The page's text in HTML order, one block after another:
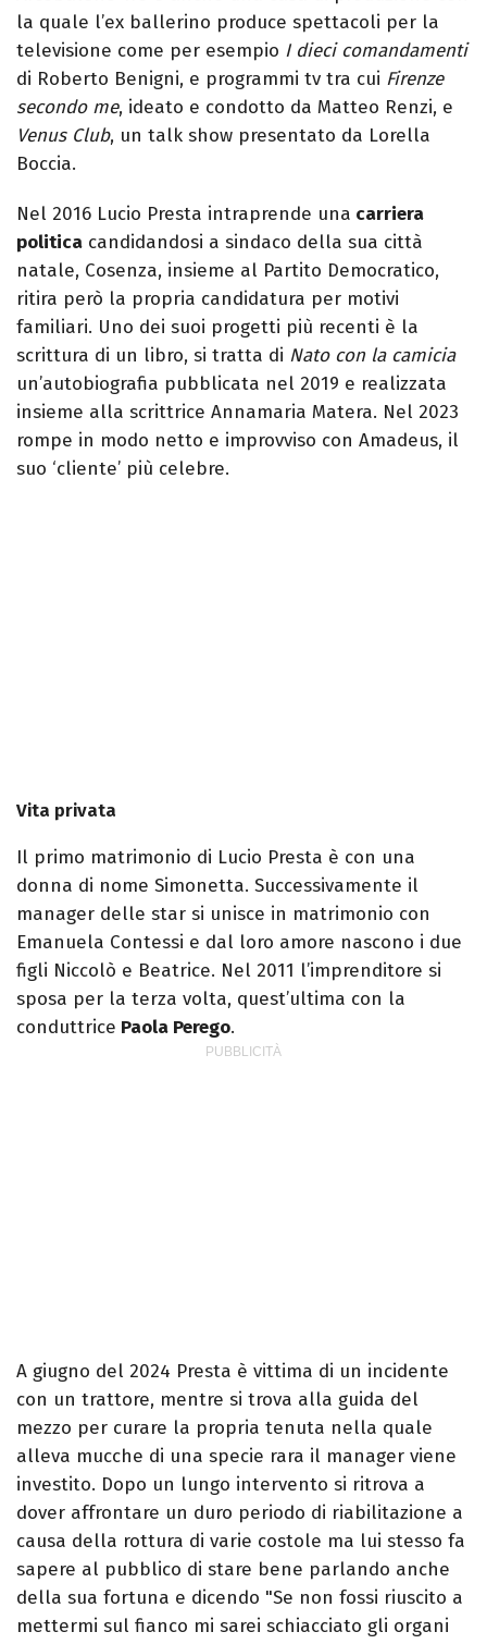
la quale l’ex ballerino produce spettacoli per la
televisione come per esempio I dieci comandamenti
di Roberto Benigni, e programmi tv tra cui Firenze
secondo me, ideato e condotto da Matteo Renzi, e
Venus Club, un talk show presentato da Lorella
Boccia.
Nel 2016 Lucio Presta intraprende una carriera
politica candidandosi a sindaco della sua città
natale, Cosenza, insieme al Partito Democratico,
ritira però la propria candidatura per motivi
familiari. Uno dei suoi progetti più recenti è la
scrittura di un libro, si tratta di Nato con la camicia
un’autobiografia pubblicata nel 2019 e realizzata
insieme alla scrittrice Annamaria Matera. Nel 2023
rompe in modo netto e improvviso con Amadeus, il
suo ‘cliente’ più celebre.
Vita privata
Il primo matrimonio di Lucio Presta è con una
donna di nome Simonetta. Successivamente il
manager delle star si unisce in matrimonio con
Emanuela Contessi e dal loro amore nascono i due
figli Niccolò e Beatrice. Nel 2011 l’imprenditore si
sposa per la terza volta, quest’ultima con la
conduttrice Paola Perego.
A giugno del 2024 Presta è vittima di un incidente
con un trattore, mentre si trova alla guida del
mezzo per curare la propria tenuta nella quale
alleva mucche di una specie rara il manager viene
investito. Dopo un lungo intervento si ritrova a
dover affrontare un duro periodo di riabilitazione a
causa della rottura di varie costole ma lui stesso fa
sapere al pubblico di stare bene parlando anche
della sua fortuna e dicendo "Se non fossi riuscito a
mettermi sul fianco mi sarei schiacciato gli organi